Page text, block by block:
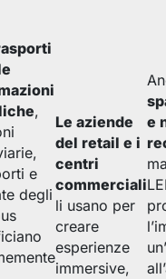
,
e
degli
Le aziende
del retail e i
centri
commerciali
li usano per
creare
esperienze
immersive,
e